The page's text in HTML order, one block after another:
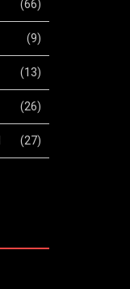
(66)
(9)
(13)
(26)
(27)